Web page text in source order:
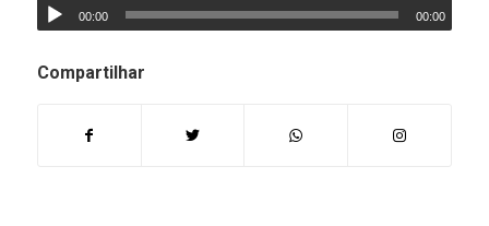
00:00 00:00
Compartilhar